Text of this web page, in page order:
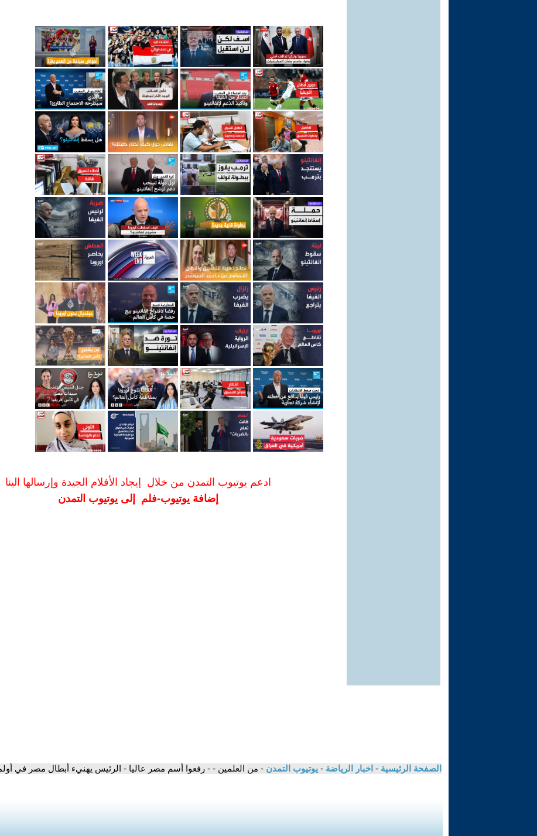
ادعم يوتيوب التمدن من خلال إيجاد الأفلام الجيدة وإرسالها الينا
إضافة يوتيوب-فلم إلى يوتيوب التمدن
الصفحة الرئيسية - اخبار الرياضة - يوتيوب التمدن - من العلمين - - رفعوا أسم مصر عاليا - الرئيس يهنيء أبطال مصر في